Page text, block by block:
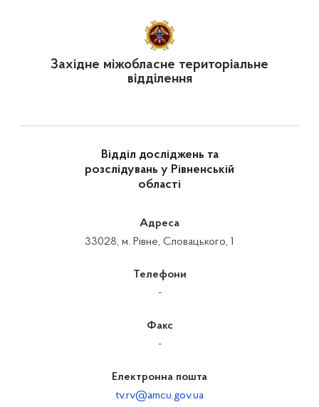
Західне міжобласне територіальне
відділення
Відділ досліджень та
розслідувань у Рівненській
області
Адреса
33028, м. Рівне, Словацького, 1
Телефони
-
Факс
-
Електронна пошта
tv.rv@amcu.gov.ua